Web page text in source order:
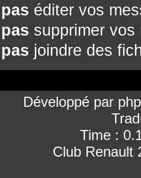
éditer vos
supprimer vos
joindre des
Développé par
Time :
Club Renault